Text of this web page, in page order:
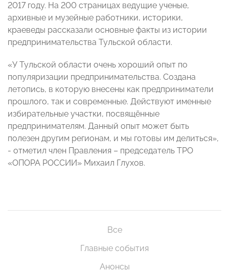
2017 году. На 200 страницах ведущие ученые,
архивные и музейные работники, историки,
краеведы рассказали основные факты из истории
предпринимательства Тульской области.
«У Тульской области очень хороший опыт по
популяризации предпринимательства. Создана
летопись, в которую внесены как предприниматели
прошлого, так и современные. Действуют именные
избирательные участки, посвящённые
предпринимателям. Данный опыт может быть
полезен другим регионам, и мы готовы им делиться»,
- отметил член Правления – председатель ТРО
«ОПОРА РОССИИ» Михаил Глухов.
Все
Главные события
Анонсы